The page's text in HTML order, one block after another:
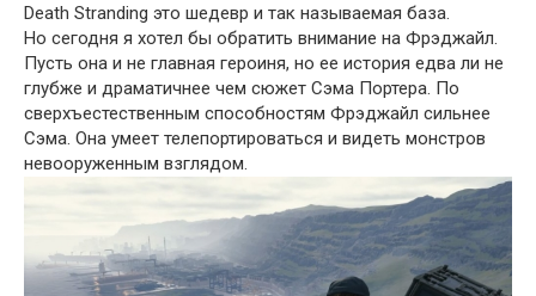
Death Stranding это шедевр и так называемая база.
Но сегодня я хотел бы обратить внимание на Фрэджайл.
Пусть она и не главная героиня, но ее история едва ли не
глубже и драматичнее чем сюжет Сэма Портера. По
сверхъестественным способностям Фрэджайл сильнее
Сэма. Она умеет телепортироваться и видеть монстров
невооруженным взглядом.